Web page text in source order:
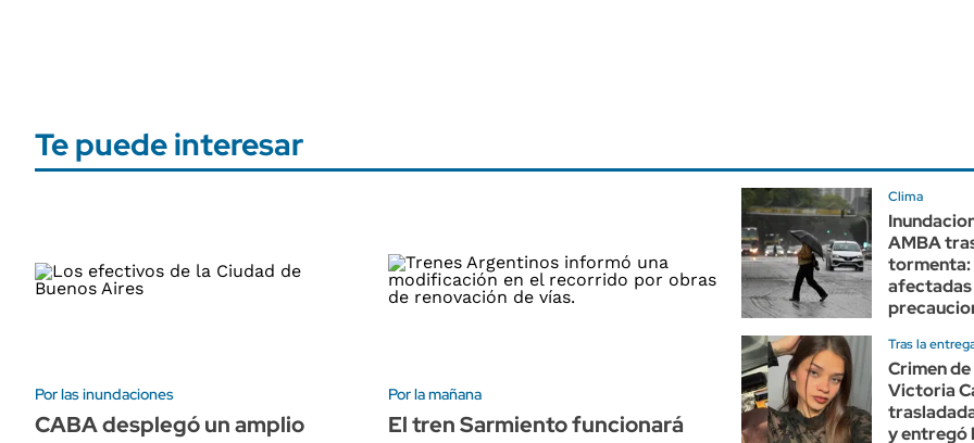
Te puede interesar
Por las inundaciones
CABA desplegó un amplio
Por la mañana
El tren Sarmiento funcionará
Clima
AMBA
tormenta:
afectadas
Tras la
Crimen
Victoria
y entregó